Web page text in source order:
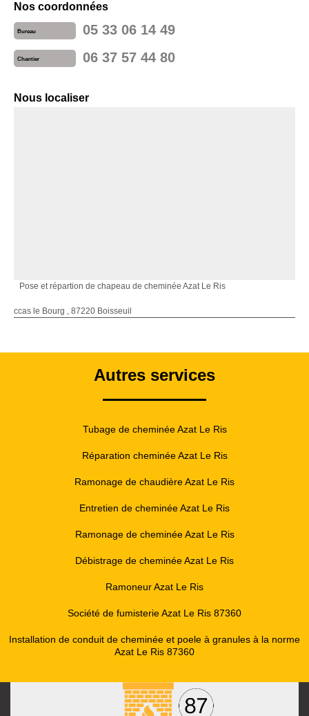
Nos coordonnées
Bureau 05 33 06 14 49
Chantier 06 37 57 44 80
Nous localiser
Pose et répartion de chapeau de cheminée Azat Le Ris
ccas le Bourg , 87220 Boisseuil
Autres services
Tubage de cheminée Azat Le Ris
Réparation cheminée Azat Le Ris
Ramonage de chaudière Azat Le Ris
Entretien de cheminée Azat Le Ris
Ramonage de cheminée Azat Le Ris
Débistrage de cheminée Azat Le Ris
Ramoneur Azat Le Ris
Société de fumisterie Azat Le Ris 87360
Installation de conduit de cheminée et poele à granules à la norme
Azat Le Ris 87360